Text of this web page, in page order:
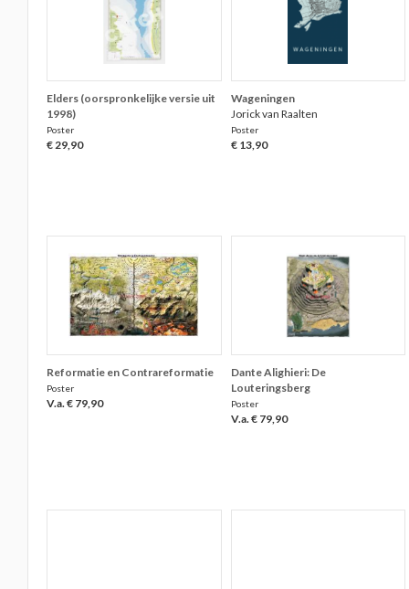
Elders (oorspronkelijke versie uit
1998)
Poster
€ 29,90
Wageningen
Jorick van Raalten
Poster
€ 13,90
Reformatie en Contrareformatie
Poster
V.a. € 79,90
Dante Alighieri: De
Louteringsberg
Poster
V.a. € 79,90